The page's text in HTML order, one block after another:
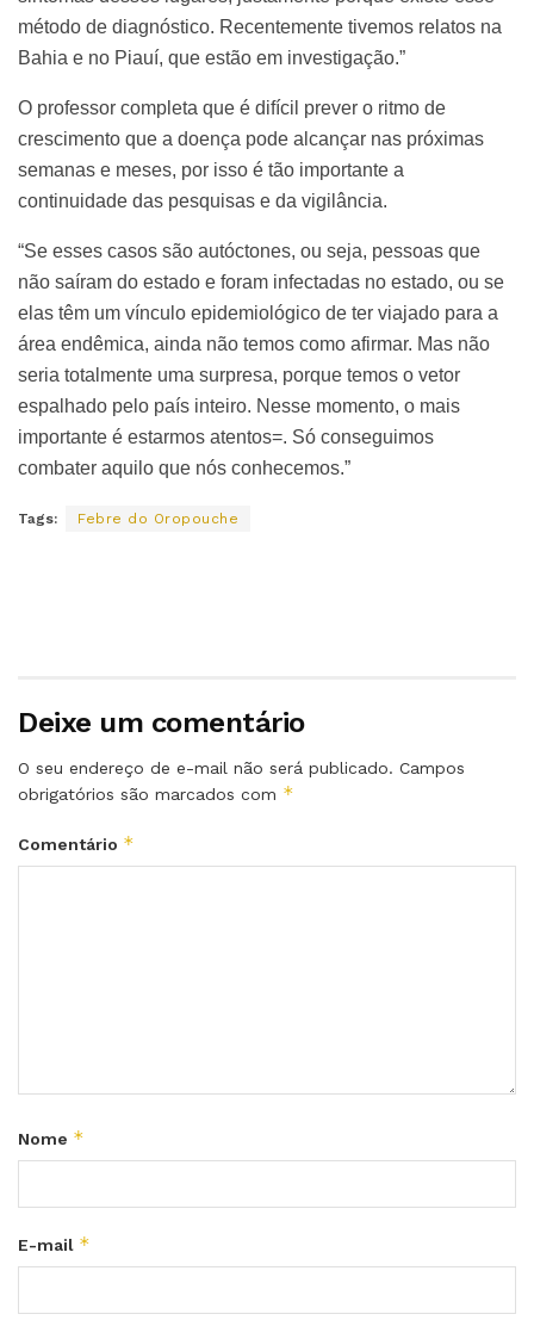
método de diagnóstico. Recentemente tivemos relatos na
Bahia e no Piauí, que estão em investigação.”
O professor completa que é difícil prever o ritmo de
crescimento que a doença pode alcançar nas próximas
semanas e meses, por isso é tão importante a
continuidade das pesquisas e da vigilância.
“Se esses casos são autóctones, ou seja, pessoas que
não saíram do estado e foram infectadas no estado, ou se
elas têm um vínculo epidemiológico de ter viajado para a
área endêmica, ainda não temos como afirmar. Mas não
seria totalmente uma surpresa, porque temos o vetor
espalhado pelo país inteiro. Nesse momento, o mais
importante é estarmos atentos=. Só conseguimos
combater aquilo que nós conhecemos.”
Tags: Febre do Oropouche
Deixe um comentário
O seu endereço de e-mail não será publicado. Campos
obrigatórios são marcados com *
Comentário *
Nome *
E-mail *